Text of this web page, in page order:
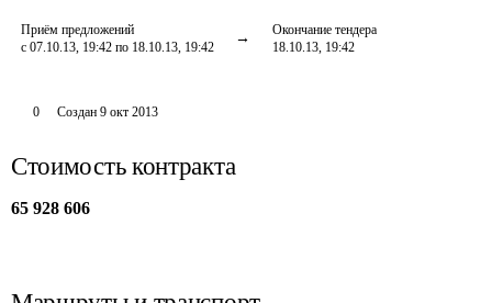
Приём предложений
с 07.10.13, 19:42 по 18.10.13, 19:42
Окончание тендера
18.10.13, 19:42
0 Создан 9 окт 2013
Стоимость контракта
65 928 606